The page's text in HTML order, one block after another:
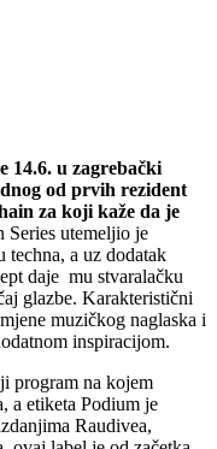
14.6. u zagrebački
od prvih rezident
za koji kaže da je
Series utemeljio je
a uz dodatak
daje mu stvaralačku
glazbe. Karakteristični
muzičkog naglaska i
inspiracijom.
program na kojem
a etiketa Podium je
Raudivea,